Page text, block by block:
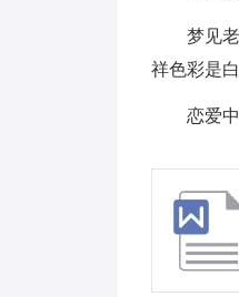
梦见
祥色彩是
恋爱